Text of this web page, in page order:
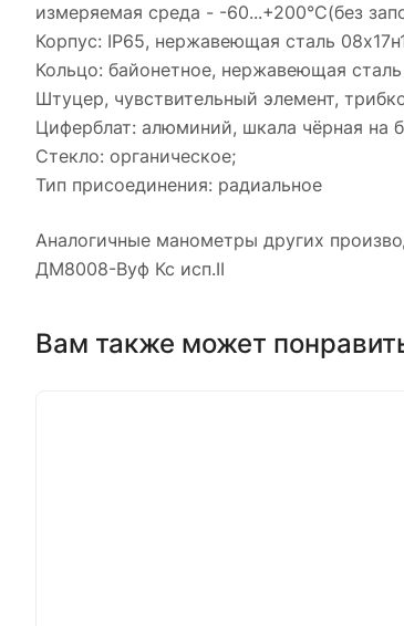
измеряемая среда - -60...+200°С(без
Корпус: IP65, нержавеющая сталь
Кольцо: байонетное, нержавеющая
Штуцер, чувствительный элемент,
Циферблат: алюминий, шкала чёрная на
Стекло: органическое;
Тип присоединения: радиальное
Аналогичные манометры других
ДМ8008-Вуф Кс исп.II
Вам также может